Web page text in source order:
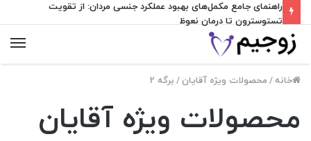
راهنمای جامع مکمل‌های بهبود عملکرد جنسی مردان: از تقویت
تستوسترون تا درمان نعوظ
خانه / محصولات ویژه آقایان/ برگه 2
محصولات ویژه آقایان